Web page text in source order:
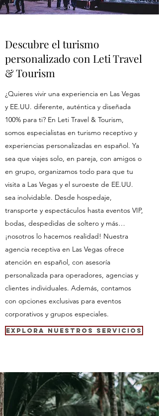
Descubre el turismo
personalizado con Leti Travel
& Tourism
¿Quieres vivir una experiencia en Las Vegas
y EE.UU. diferente, auténtica y diseñada
100% para ti? En Leti Travel & Tourism,
somos especialistas en turismo receptivo y
experiencias personalizadas en español. Ya
sea que viajes solo, en pareja, con amigos o
en grupo, organizamos todo para que tu
visita a Las Vegas y el suroeste de EE.UU.
sea inolvidable. Desde hospedaje,
transporte y espectáculos hasta eventos VIP,
bodas, despedidas de soltero y más…
¡nosotros lo hacemos realidad! Nuestra
agencia receptiva en Las Vegas ofrece
atención en español, con asesoría
personalizada para operadores, agencias y
clientes individuales. Además, contamos
con opciones exclusivas para eventos
corporativos y grupos especiales.
Explora Nuestros Servicios